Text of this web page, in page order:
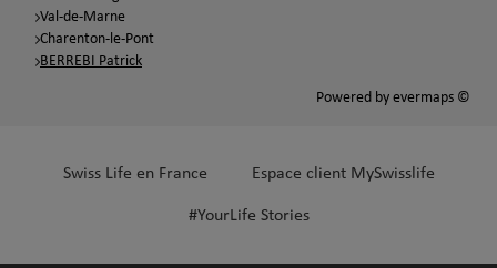
Val-de-Marne
Charenton-le-Pont
BERREBI Patrick
Powered by evermaps ©
Swiss Life en France Espace client MySwisslife
#YourLife Stories